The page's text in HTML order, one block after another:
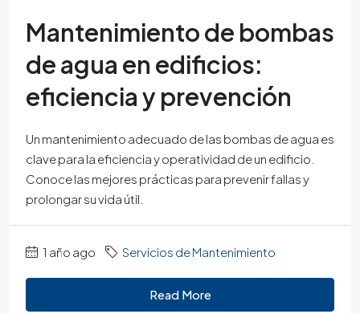
Mantenimiento de bombas
de agua en edificios:
eficiencia y prevención
Un mantenimiento adecuado de las bombas de agua es
clave para la eficiencia y operatividad de un edificio.
Conoce las mejores prácticas para prevenir fallas y
prolongar su vida útil.
1 año ago Servicios de Mantenimiento
Read More